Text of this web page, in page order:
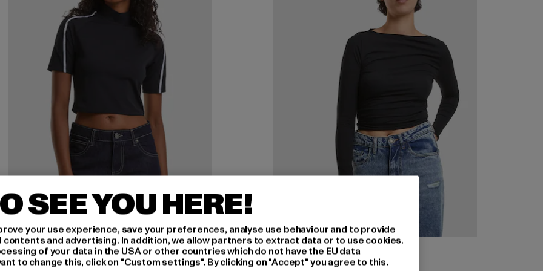
URBAN CLASSICS
Ladies High Neck Short
URBAN CLASSICS
Ladies Ruffled Super Slim
SEE YOU HERE!
your use experience, save your preferences, analyse use behaviour and to provide
and advertising. In addition, we allow partners to extract data or to use cookies.
of your data in the USA or other countries which do not have the EU data
to change this, click on "Custom settings". By clicking on "Accept" you agree to this.